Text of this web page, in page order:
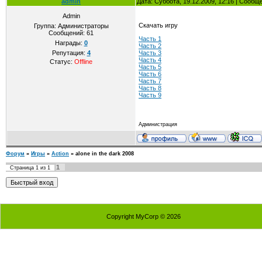
Admin
Группа: Администраторы
Сообщений: 61
Награды: 0
Репутация: 4
Статус: Offline
Скачать игру
Часть 1
Часть 2
Часть 3
Часть 4
Часть 5
Часть 6
Часть 7
Часть 8
Часть 9
Администрация
Форум » Игры » Action » alone in the dark 2008
Страница 1 из 1 1
Copyright MyCorp © 2026